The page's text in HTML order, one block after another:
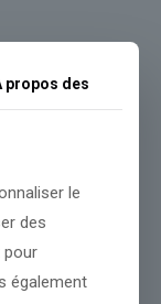
de mieux
propos des
le
des
pour
également